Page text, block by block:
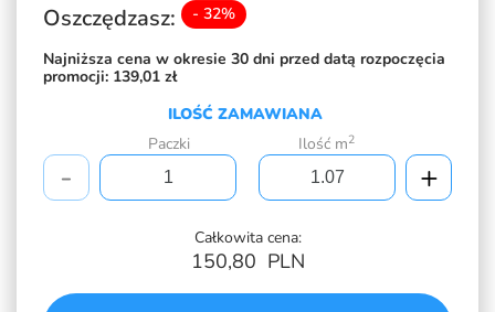
Oszczędzasz: - 32%
Najniższa cena w okresie 30 dni przed datą rozpoczęcia
promocji: 139,01 zł
ILOŚĆ ZAMAWIANA
Paczki
Ilość m2
- +
Całkowita cena:
150,80 PLN